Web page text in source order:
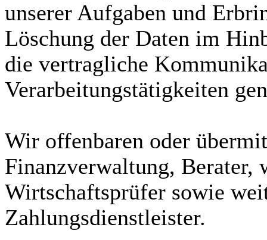
unserer Aufgaben und
Löschung der Daten im
die vertragliche
Verarbeitungstätigkeiten
Wir offenbaren oder
Finanzverwaltung, Berater,
Wirtschaftsprüfer sowie
Zahlungsdienstleister.